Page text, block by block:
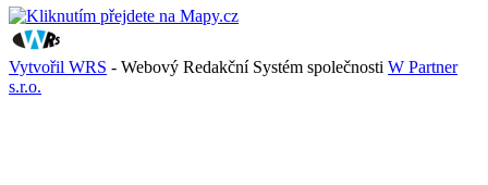
Vytvořil WRS - Webový Redakční Systém společnosti W Partner
s.r.o.